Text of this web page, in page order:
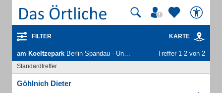
FILTER KARTE
am Koeltzepark Berlin Spandau - Unternehmen und Personen Treffer 1-2 von 2
Standardtreffer
Göhlnich Dieter